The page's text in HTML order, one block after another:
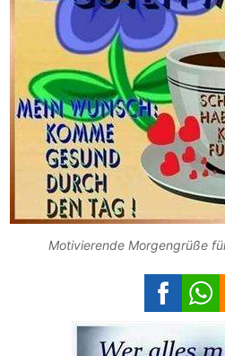
Motivierende Morgengrüße